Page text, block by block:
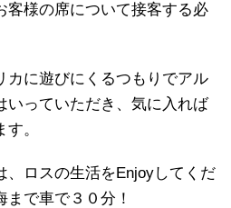
客様の席について接客する必
カに遊びにくるつもりでアル
いっていただき、気に入れば
。
、ロスの生活をEnjoyしてくだ
で車で３０分！